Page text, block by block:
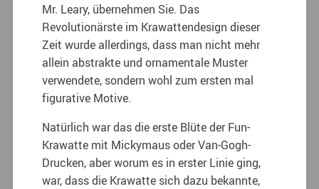
Mr. Leary, übernehmen Sie. Das
Revolutionärste im Krawattendesign dieser
Zeit wurde allerdings, dass man nicht mehr
allein abstrakte und ornamentale Muster
verwendete, sondern wohl zum ersten mal
figurative Motive.
Natürlich war das die erste Blüte der Fun-
Krawatte mit Mickymaus oder Van-Gogh-
Drucken, aber worum es in erster Linie ging,
war, dass die Krawatte sich dazu bekannte,